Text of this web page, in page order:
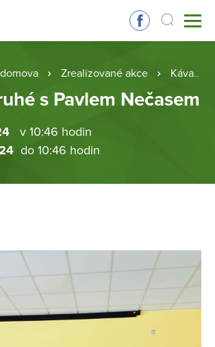
Zrealizované akce Káva o druhé s Pavlem Nečasem
s Pavlem Nečasem
v 10:46 hodin
do 10:46 hodin